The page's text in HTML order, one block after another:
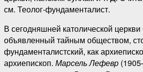
см. Теолог-фундаменталист.
В сегодняшней католической
объявленный тайным обществом,
фундаменталистский, как
архиепископ. Марсель Лефевр